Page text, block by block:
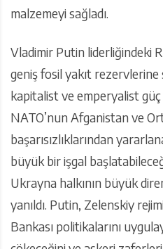
malzemeyi sağladı.
Vladimir Putin liderliğindeki
geniş fosil yakıt rezervlerine
kapitalist ve emperyalist
NATO’nun Afganistan ve
başarısızlıklarından
büyük bir işgal
Ukrayna halkının büyük
yanıldı. Putin, Zelenskiy
Bankası politikalarını